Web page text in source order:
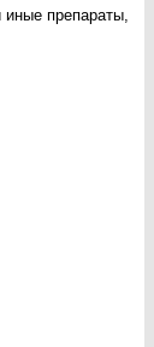
препараты,